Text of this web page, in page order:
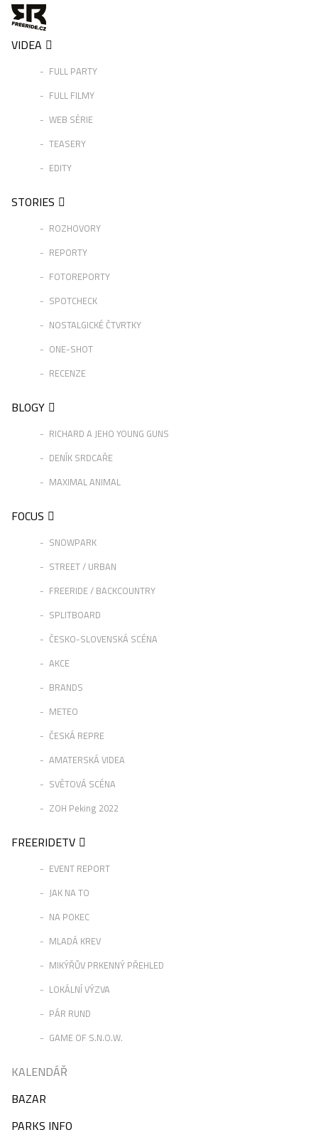
VIDEA
FULL PARTY
FULL FILMY
WEB SÉRIE
TEASERY
EDITY
STORIES
ROZHOVORY
REPORTY
FOTOREPORTY
SPOTCHECK
NOSTALGICKÉ ČTVRTKY
ONE-SHOT
RECENZE
BLOGY
RICHARD A JEHO YOUNG GUNS
DENÍK SRDCAŘE
MAXIMAL ANIMAL
FOCUS
SNOWPARK
STREET / URBAN
FREERIDE / BACKCOUNTRY
SPLITBOARD
ČESKO-SLOVENSKÁ SCÉNA
AKCE
BRANDS
METEO
ČESKÁ REPRE
AMATERSKÁ VIDEA
SVĚTOVÁ SCÉNA
ZOH Peking 2022
FREERIDETV
EVENT REPORT
JAK NA TO
NA POKEC
MLADÁ KREV
MIKÝŘŮV PRKENNÝ PŘEHLED
LOKÁLNÍ VÝZVA
PÁR RUND
GAME OF S.N.O.W.
KALENDÁŘ
BAZAR
PARKS INFO